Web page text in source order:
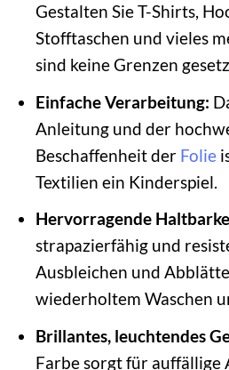
Gestalten Sie T-Shirts,
Stofftaschen und vieles
sind keine Grenzen
Einfache Verarbeitung:
Anleitung und der
Beschaffenheit der Folie
Textilien ein Kinderspiel.
Hervorragende
strapazierfähig und
Ausbleichen und
wiederholtem Waschen
Brillantes, leuchtendes
Farbe sorgt für